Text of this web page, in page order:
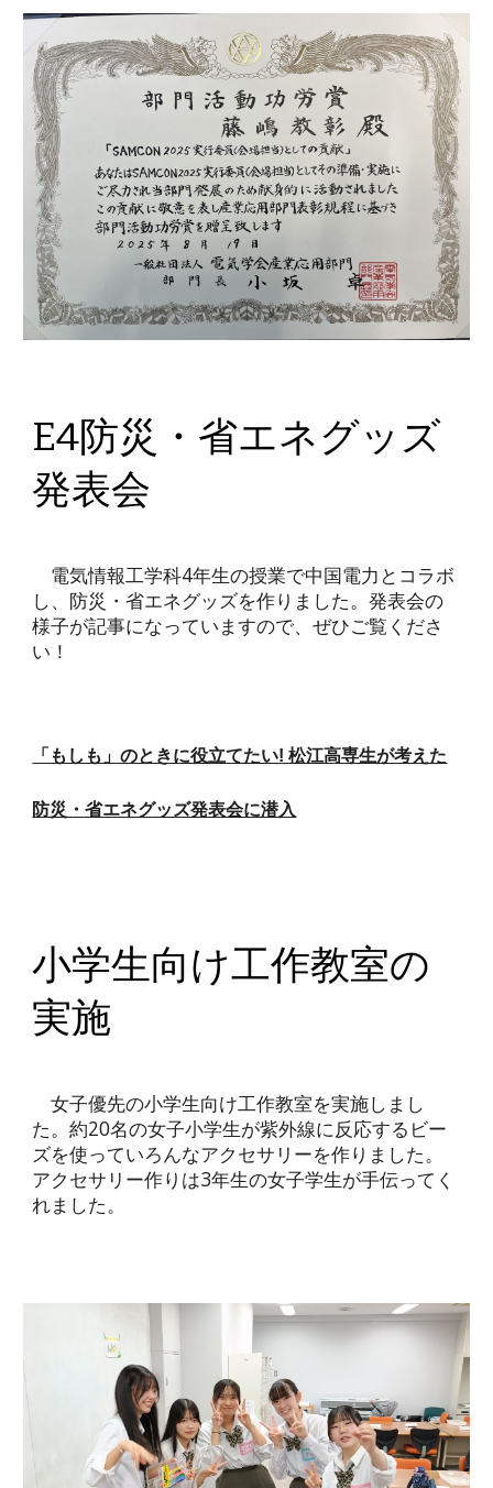
E4防災・省エネグッズ
発表会
電気情報工学科4年生の授業で中国電力とコラボ
し、防災・省エネグッズを作りました。発表会の
様子が記事になっていますので、ぜひご覧くださ
い！
「もしも」のときに役立てたい! 松江高専生が考えた
防災・省エネグッズ発表会に潜入
小学生向け工作教室の
実施
女子優先の小学生向け工作教室を実施しまし
た。約20名の女子小学生が紫外線に反応するビー
ズを使っていろんなアクセサリーを作りました。
アクセサリー作りは3年生の女子学生が手伝ってく
れました。